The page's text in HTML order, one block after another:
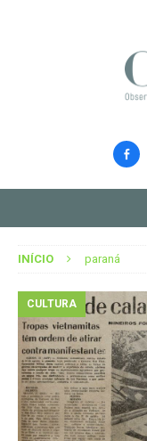
INÍCIO paraná
CULTURA